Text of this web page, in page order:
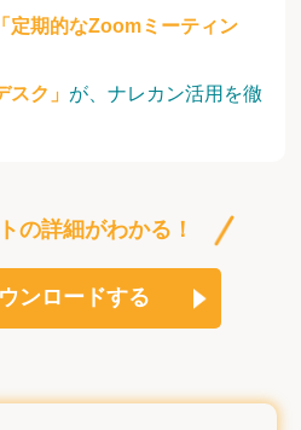
「定期的なZoomミーティン
スク」 が、ナレカン活用を徹
の詳細がわかる！
ンロードする